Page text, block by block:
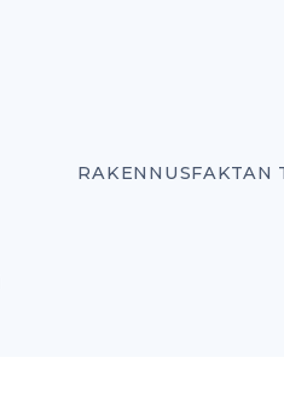
RAKENNUSFAKTAN